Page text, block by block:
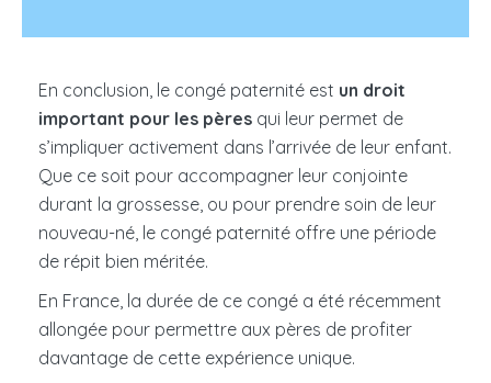
En conclusion, le congé paternité est un droit
important pour les pères qui leur permet de
s’impliquer activement dans l’arrivée de leur enfant.
Que ce soit pour accompagner leur conjointe
durant la grossesse, ou pour prendre soin de leur
nouveau-né, le congé paternité offre une période
de répit bien méritée.
En France, la durée de ce congé a été récemment
allongée pour permettre aux pères de profiter
davantage de cette expérience unique.